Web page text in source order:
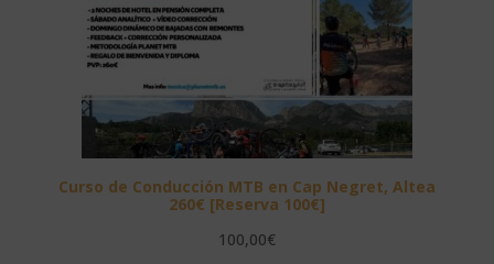
Curso de Conducción MTB en Cap Negret, Altea
260€ [Reserva 100€]
100,00€